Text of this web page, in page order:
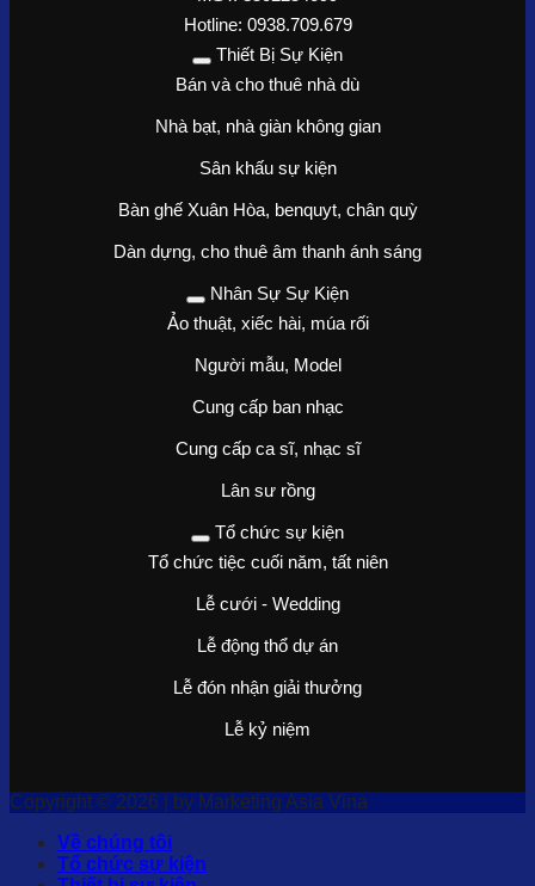
Hotline: 0938.709.679
Thiết Bị Sự Kiện
Bán và cho thuê nhà dù
Nhà bạt, nhà giàn không gian
Sân khấu sự kiện
Bàn ghế Xuân Hòa, benquyt, chân quỳ
Dàn dựng, cho thuê âm thanh ánh sáng
Nhân Sự Sự Kiện
Ảo thuật, xiếc hài, múa rối
Người mẫu, Model
Cung cấp ban nhạc
Cung cấp ca sĩ, nhạc sĩ
Lân sư rồng
Tổ chức sự kiện
Tổ chức tiệc cuối năm, tất niên
Lễ cưới - Wedding
Lễ động thổ dự án
Lễ đón nhận giải thưởng
Lễ kỷ niệm
Copyright © 2026 | by Marketing Asia Vina
Về chúng tôi
Tổ chức sự kiện